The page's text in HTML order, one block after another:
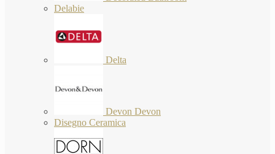
Delabie
Delta
Devon Devon
Disegno Ceramica